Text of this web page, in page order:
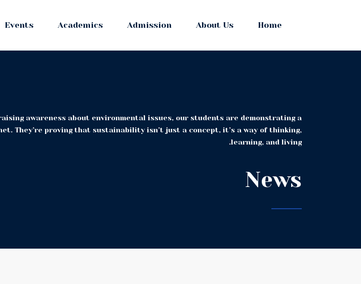
Home
About Us
Admission
Academics
Events
awareness about environmental issues, our students are demonstrating a
They’re proving that sustainability isn’t just a concept, it’s a way of thinking,
learning, and living.
News